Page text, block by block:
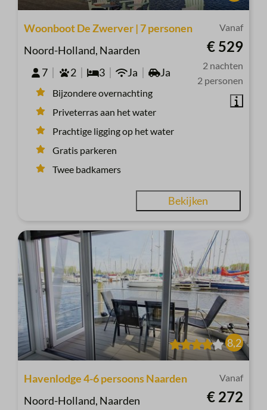
Vanaf
€ 529
2 nachten
2 personen
Woonboot De Zwerver | 7 personen
Noord-Holland, Naarden
7
2 3 Ja Ja
Bijzondere overnachting
Priveterras aan het water
Prachtige ligging op het water
Gratis parkeren
Twee badkamers
Bekijken
8,2
Vanaf
€ 272
Havenlodge 4-6 persoons Naarden
Noord-Holland, Naarden